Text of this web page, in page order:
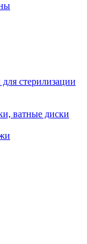
стерилизации
ватные диски